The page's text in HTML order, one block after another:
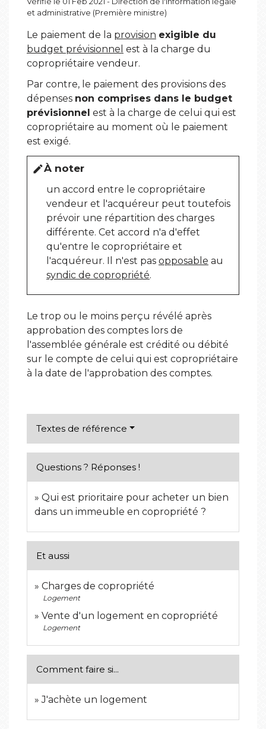
et administrative (Première ministre)
Le paiement de la provision exigible du
budget prévisionnel est à la charge du
copropriétaire vendeur.
Par contre, le paiement des provisions des
dépenses non comprises dans le budget
prévisionnel est à la charge de celui qui est
copropriétaire au moment où le paiement
est exigé.
editÀ noter
un accord entre le copropriétaire
vendeur et l'acquéreur peut toutefois
prévoir une répartition des charges
différente. Cet accord n'a d'effet
qu'entre le copropriétaire et
l'acquéreur. Il n'est pas opposable au
syndic de copropriété.
Le trop ou le moins perçu révélé après
approbation des comptes lors de
l'assemblée générale est crédité ou débité
sur le compte de celui qui est copropriétaire
à la date de l'approbation des comptes.
Textes de référence
Questions ? Réponses !
Qui est prioritaire pour acheter un bien
dans un immeuble en copropriété ?
Et aussi
Charges de copropriété
Logement
Vente d'un logement en copropriété
Logement
Comment faire si...
J'achète un logement